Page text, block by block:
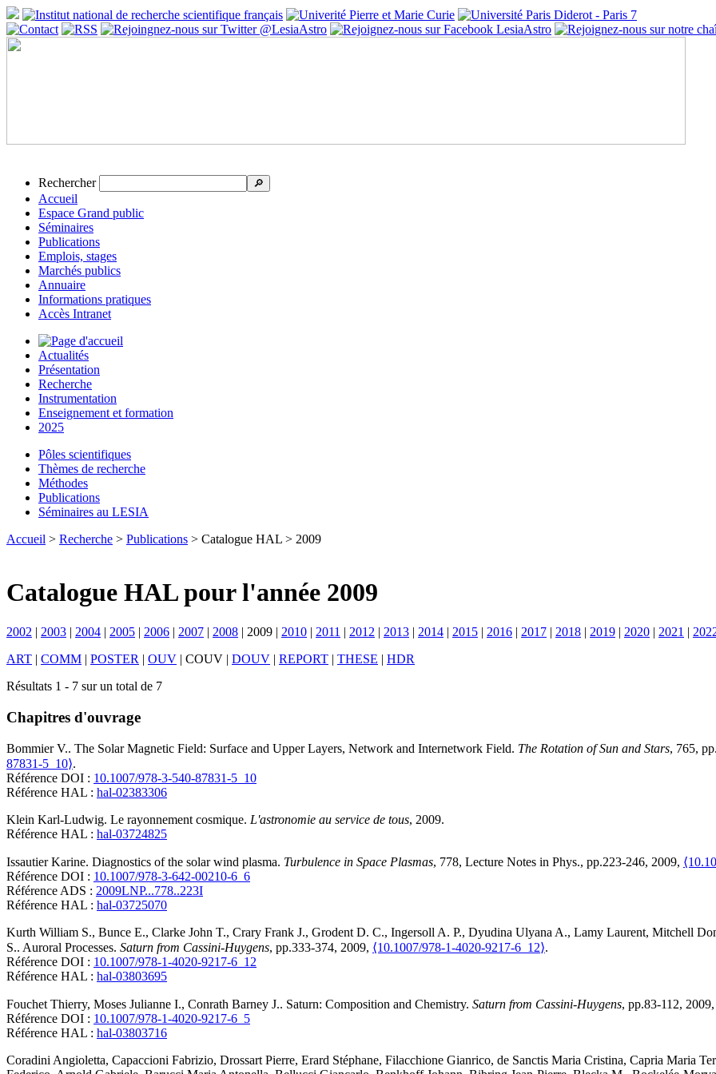
Rechercher 🔎
Accueil
Espace Grand public
Séminaires
Publications
Emplois, stages
Marchés publics
Annuaire
Informations pratiques
Accès Intranet
Actualités
Présentation
Recherche
Instrumentation
Enseignement et formation
2025
Pôles scientifiques
Thèmes de recherche
Méthodes
Publications
Séminaires au LESIA
Accueil > Recherche > Publications > Catalogue HAL > 2009
Catalogue HAL pour l'année 2009
2002 | 2003 | 2004 | 2005 | 2006 | 2007 | 2008 | 2009 | 2010 | 2011 | 2012 | 2013 | 2014 | 2015 | 2016 | 2017 | 2018 | 2019 | 2020 | 2021 |
ART | COMM | POSTER | OUV | COUV | DOUV | REPORT | THESE | HDR
Résultats 1 - 7 sur un total de 7
Chapitres d'ouvrage
Bommier V.. The Solar Magnetic Field: Surface and Upper Layers, Network and Internetwork Field. The Rotation of Sun and Stars, 765,
87831-5_10⟩.
Référence DOI : 10.1007/978-3-540-87831-5_10
Référence HAL : hal-02383306
Klein Karl-Ludwig. Le rayonnement cosmique. L'astronomie au service de tous, 2009.
Référence HAL : hal-03724825
Issautier Karine. Diagnostics of the solar wind plasma. Turbulence in Space Plasmas, 778, Lecture Notes in Phys., pp.223-246, 2009,
Référence DOI : 10.1007/978-3-642-00210-6_6
Référence ADS : 2009LNP...778..223I
Référence HAL : hal-03725070
Kurth William S., Bunce E., Clarke John T., Crary Frank J., Grodent D. C., Ingersoll A. P., Dyudina Ulyana A., Lamy Laurent, Mitchell
S.. Auroral Processes. Saturn from Cassini-Huygens, pp.333-374, 2009, ⟨10.1007/978-1-4020-9217-6_12⟩.
Référence DOI : 10.1007/978-1-4020-9217-6_12
Référence HAL : hal-03803695
Fouchet Thierry, Moses Julianne I., Conrath Barney J.. Saturn: Composition and Chemistry. Saturn from Cassini-Huygens, pp.83-112, 2009,
Référence DOI : 10.1007/978-1-4020-9217-6_5
Référence HAL : hal-03803716
Coradini Angioletta, Capaccioni Fabrizio, Drossart Pierre, Erard Stéphane, Filacchione Gianrico, de Sanctis Maria Cristina, Capria Maria